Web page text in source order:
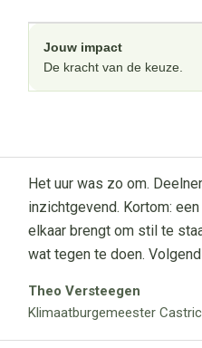
Jouw impact
De kracht van de keuze.
Het uur was zo om.
inzichtgevend. Kortom:
elkaar brengt om stil te
wat tegen te doen.
Theo Versteegen
Klimaatburgemeester